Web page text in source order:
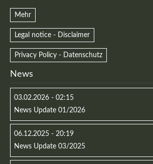
Mehr
Legal notice - Disclaimer
Privacy Policy - Datenschutz
News
03.02.2026 - 02:15
News Update 01/2026
06.12.2025 - 20:19
News Update 03/2025